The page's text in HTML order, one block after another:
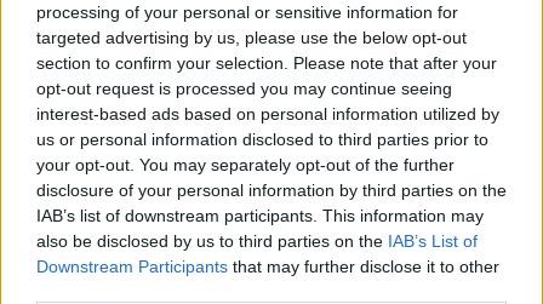
processing of your personal or sensitive information for
targeted advertising by us, please use the below opt-out
section to confirm your selection. Please note that after your
opt-out request is processed you may continue seeing
interest-based ads based on personal information utilized by
us or personal information disclosed to third parties prior to
your opt-out. You may separately opt-out of the further
disclosure of your personal information by third parties on the
IAB’s list of downstream participants. This information may
also be disclosed by us to third parties on the IAB’s List of
Downstream Participants that may further disclose it to other
Nőileg
Sándor Ella: Na, indíts, s
menjünk!